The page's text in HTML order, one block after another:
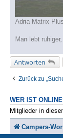
Adria Matrix
Man lebt
Antworten
Zurück zu
WER IST
Mitglieder in
Campers-